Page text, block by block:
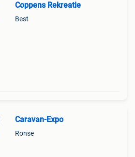
Coppens Rekreatie
Best
Caravan-Expo
Ronse